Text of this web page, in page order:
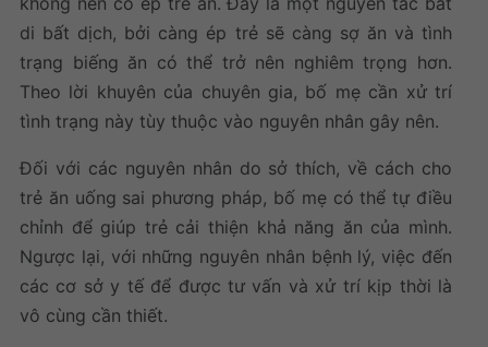
di bất dịch, bởi càng ép trẻ sẽ càng sợ ăn và tình
trạng biếng ăn có thể trở nên nghiêm trọng hơn.
Theo lời khuyên của chuyên gia, bố mẹ cần xử trí
tình trạng này tùy thuộc vào nguyên nhân gây nên.
Đối với các nguyên nhân do sở thích, về cách cho
trẻ ăn uống sai phương pháp, bố mẹ có thể tự điều
chỉnh để giúp trẻ cải thiện khả năng ăn của mình.
Ngược lại, với những nguyên nhân bệnh lý, việc đến
các cơ sở y tế để được tư vấn và xử trí kịp thời là
vô cùng cần thiết.